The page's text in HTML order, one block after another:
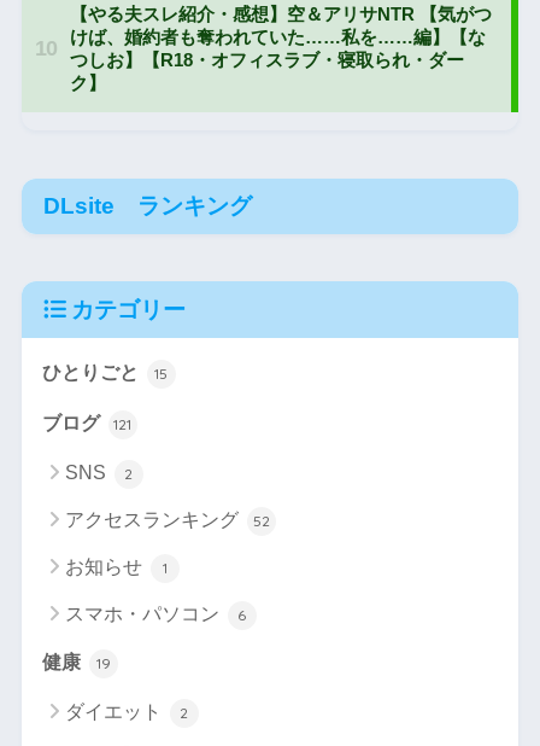
DLsite ランキング
カテゴリー
ひとりごと 15
ブログ 121
SNS 2
アクセスランキング 52
お知らせ 1
スマホ・パソコン 6
健康 19
ダイエット 2